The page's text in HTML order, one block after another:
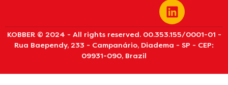
KOBBER © 2024 - All rights reserved. 00.353.155/0001-01 -
Rua Baependy, 233 - Campanário, Diadema - SP - CEP:
09931-090, Brazil